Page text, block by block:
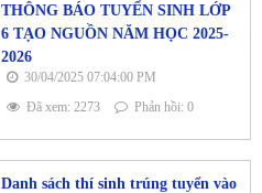
THÔNG BÁO TUYỂN SINH LỚP
6 TẠO NGUỒN NĂM HỌC 2025-
2026
30/04/2025 07:04:00 PM
Đã xem: 2273
Phản hồi: 0
Danh sách thí sinh trúng tuyển vào